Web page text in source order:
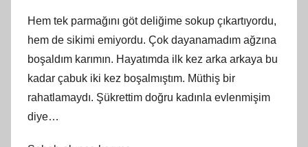
Hem tek parmağını göt deliğime sokup çıkartıyordu,
hem de sikimi emiyordu. Çok dayanamadım ağzına
boşaldım karımın. Hayatımda ilk kez arka arkaya bu
kadar çabuk iki kez boşalmıştım. Müthiş bir
rahatlamaydı. Şükrettim doğru kadınla evlenmişim
diye…